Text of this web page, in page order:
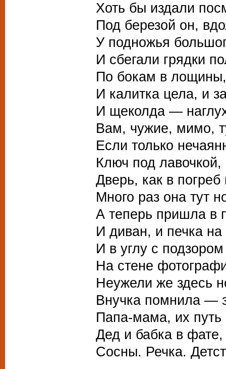
Хоть бы издали
Под березой он,
У подножья
И сбегали грядки
По бокам в
И калитка цела, и
И щеколда —
Вам, чужие, мимо,
Если только
Ключ под
Дверь, как в погреб
Много раз она тут
А теперь пришла в
И диван, и печка
И в углу с подзором
На стене
Неужели же здесь
Внучка помнила —
Папа-мама, их путь
Дед и бабка в
Сосны. Речка.